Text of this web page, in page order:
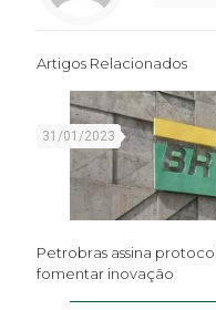
Artigos Relacionados
31/01/2023
Petrobras assina
fomentar inovação